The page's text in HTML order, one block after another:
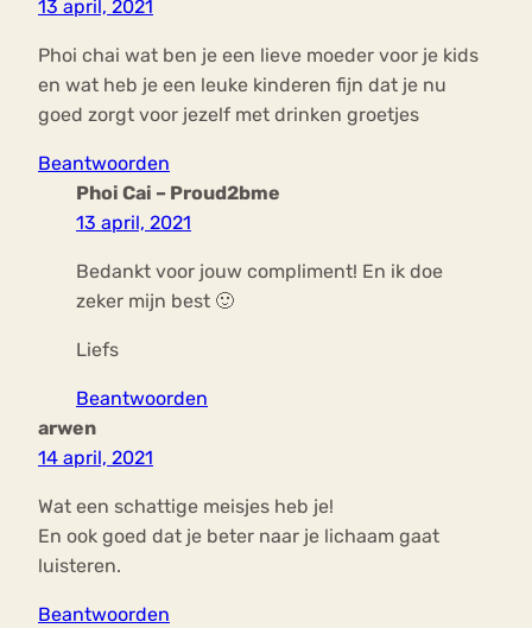
13 april, 2021
Phoi chai wat ben je een lieve moeder voor je kids
en wat heb je een leuke kinderen fijn dat je nu
goed zorgt voor jezelf met drinken groetjes
Beantwoorden
Phoi Cai – Proud2bme
13 april, 2021
Bedankt voor jouw compliment! En ik doe
zeker mijn best 🙂
Liefs
Beantwoorden
arwen
14 april, 2021
Wat een schattige meisjes heb je!
En ook goed dat je beter naar je lichaam gaat
luisteren.
Beantwoorden